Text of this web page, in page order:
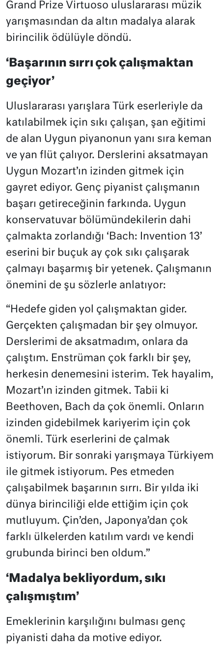
Grand Prize Virtuoso uluslararası müzik
yarışmasından da altın madalya alarak
birincilik ödülüyle döndü.
‘Başarının sırrı çok çalışmaktan
geçiyor’
Uluslararası yarışlara Türk eserleriyle da
katılabilmek için sıkı çalışan, şan eğitimi
de alan Uygun piyanonun yanı sıra keman
ve yan flüt çalıyor. Derslerini aksatmayan
Uygun Mozart’ın izinden gitmek için
gayret ediyor. Genç piyanist çalışmanın
başarı getireceğinin farkında. Uygun
konservatuvar bölümündekilerin dahi
çalmakta zorlandığı ‘Bach: Invention 13’
eserini bir buçuk ay çok sıkı çalışarak
çalmayı başarmış bir yetenek. Çalışmanın
önemini de şu sözlerle anlatıyor:
“Hedefe giden yol çalışmaktan gider.
Gerçekten çalışmadan bir şey olmuyor.
Derslerimi de aksatmadım, onlara da
çalıştım. Enstrüman çok farklı bir şey,
herkesin denemesini isterim. Tek hayalim,
Mozart’ın izinden gitmek. Tabii ki
Beethoven, Bach da çok önemli. Onların
izinden gidebilmek kariyerim için çok
önemli. Türk eserlerini de çalmak
istiyorum. Bir sonraki yarışmaya Türkiyem
ile gitmek istiyorum. Pes etmeden
çalışabilmek başarının sırrı. Bir yılda iki
dünya birinciliği elde ettiğim için çok
mutluyum. Çin’den, Japonya’dan çok
farklı ülkelerden katılım vardı ve kendi
grubunda birinci ben oldum.”
‘Madalya bekliyordum, sıkı
çalışmıştım’
Emeklerinin karşılığını bulması genç
piyanisti daha da motive ediyor.